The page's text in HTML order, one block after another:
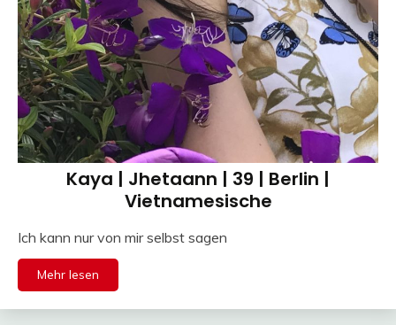
Kaya | Jhetaann | 39 | Berlin |
Vietnamesische
Ich kann nur von mir selbst sagen
Mehr lesen